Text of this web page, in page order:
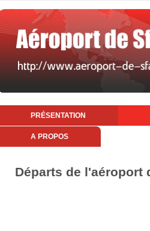
PRÉSENTATION
A PROPOS
Départs de l'aéroport